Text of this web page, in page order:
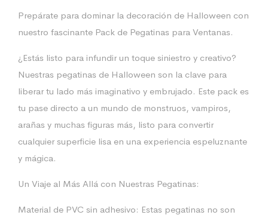
Etiqueta
Ventana
Calcomanías
Prepárate para dominar la decoración de Halloween con
nuestro fascinante Pack de Pegatinas para Ventanas.
¿Estás listo para infundir un toque siniestro y creativo?
Nuestras pegatinas de Halloween son la clave para
liberar tu lado más imaginativo y embrujado. Este pack es
tu pase directo a un mundo de monstruos, vampiros,
arañas y muchas figuras más, listo para convertir
cualquier superficie lisa en una experiencia espeluznante
y mágica.
Un Viaje al Más Allá con Nuestras Pegatinas:
Material de PVC sin adhesivo: Estas pegatinas no son